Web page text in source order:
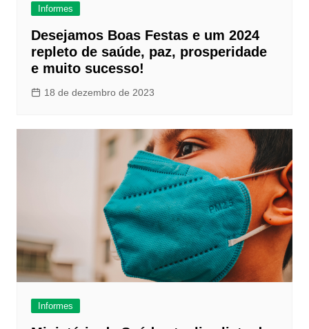
Informes
Desejamos Boas Festas e um 2024
repleto de saúde, paz, prosperidade
e muito sucesso!
18 de dezembro de 2023
Informes